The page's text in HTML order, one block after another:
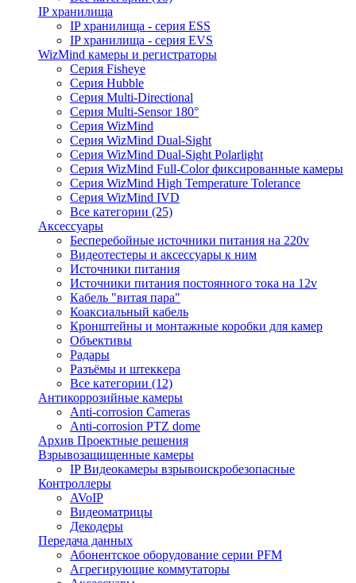
IP хранилища
IP хранилища - серия ESS
IP хранилища - серия EVS
WizMind камеры и регистраторы
Серия Fisheye
Серия Hubble
Серия Multi-Directional
Серия Multi-Sensor 180°
Серия WizMind
Серия WizMind Dual-Sight
Серия WizMind Dual-Sight Polarlight
Серия WizMind Full-Color фиксированные камеры
Серия WizMind High Temperature Tolerance
Серия WizMind IVD
Все категории (25)
Аксессуары
Бесперебойные источники питания на 220v
Видеотестеры и аксессуары к ним
Источники питания
Источники питания постоянного тока на 12v
Кабель "витая пара"
Коаксиальный кабель
Кронштейны и монтажные коробки для камер
Объективы
Радары
Разъёмы и штеккера
Все категории (12)
Антикоррозийные камеры
Anti-corrosion Cameras
Anti-corrosion PTZ dome
Архив Проектные решения
Взрывозащищенные камеры
IP Видеокамеры взрывоискробезопасные
Контроллеры
AVoIP
Видеоматрицы
Декодеры
Передача данных
Абонентское оборудование серии PFM
Агрегирующие коммутаторы